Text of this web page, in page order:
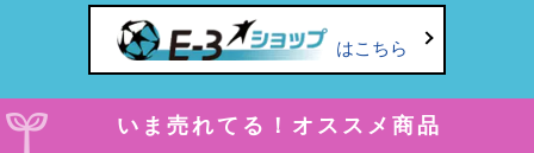
はこちら
いま売れてる！オススメ商品